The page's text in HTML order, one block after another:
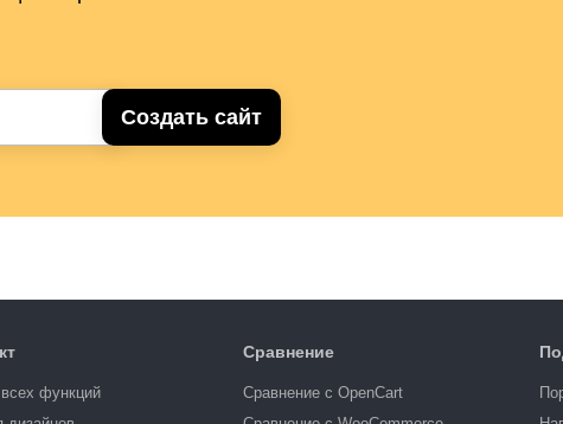
Создать сайт
функций
Сравнение
Сравнение с OpenCart